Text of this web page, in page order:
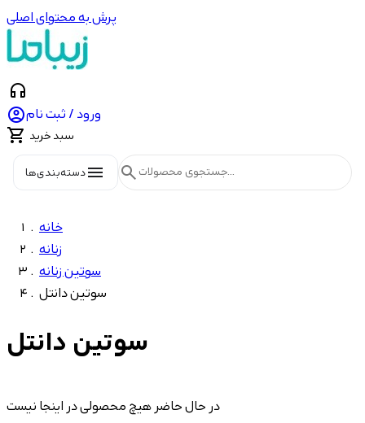
پرش به محتوای اصلی
headphones
ورود / ثبت نام
 سبد خرید
menuدسته‌بندی‌ها search
خانه
زنانه
سوتین زنانه
سوتین دانتل
سوتین دانتل
در حال حاضر هیچ محصولی در اینجا نیست